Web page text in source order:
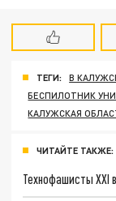
ТЕГИ:
В
БЕСПИЛОТНИК
КАЛУЖСКАЯ
ЧИТАЙТЕ ТАКЖЕ:
Технофашисты XXI